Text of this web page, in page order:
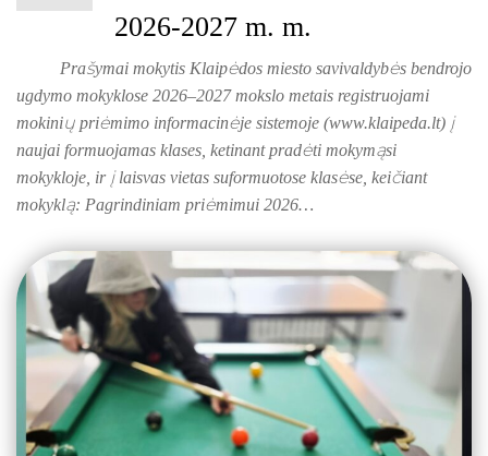
gimnazija
2026-2027 m. m.
Prašymai mokytis Klaipėdos miesto savivaldybės bendrojo
ugdymo mokyklose 2026–2027 mokslo metais registruojami
mokinių priėmimo informacinėje sistemoje (www.klaipeda.lt) į
naujai formuojamas klases, ketinant pradėti mokymąsi
mokykloje, ir į laisvas vietas suformuotose klasėse, keičiant
mokyklą: Pagrindiniam priėmimui 2026…